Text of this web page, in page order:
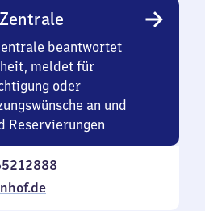
beantwortet
meldet für
oder
an und
Reservierungen